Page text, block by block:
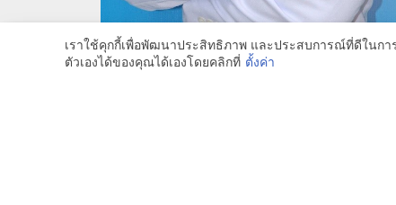
เราใช้คุกกี้เพื่อพัฒนาประสิทธิภาพ และประสบการณ์ที่ดีในก
ตัวเองได้ของคุณได้เองโดยคลิกที่ ตั้งค่า